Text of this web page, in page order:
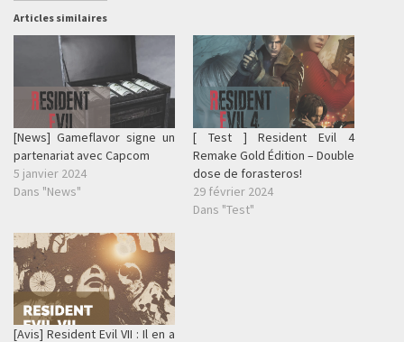
Articles similaires
[News] Gameflavor signe un
partenariat avec Capcom
5 janvier 2024
Dans "News"
[ Test ] Resident Evil 4
Remake Gold Édition – Double
dose de forasteros!
29 février 2024
Dans "Test"
[Avis] Resident Evil VII : Il en a